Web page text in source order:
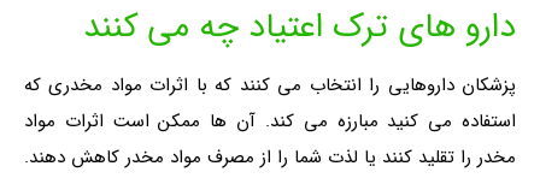
دارو های ترک اعتیاد چه می کنند
پزشکان داروهایی را انتخاب می کنند که با اثرات مواد مخدری که
استفاده می کنید مبارزه می کند. آن ها ممکن است اثرات مواد
مخدر را تقلید کنند یا لذت شما را از مصرف مواد مخدر کاهش دهند.